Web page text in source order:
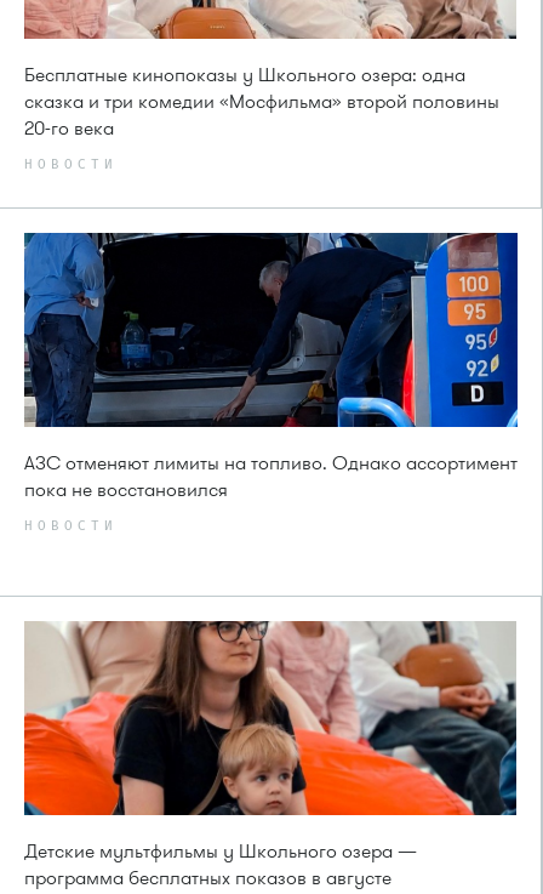
Бесплатные кинопоказы у Школьного озера: одна
сказка и три комедии «Мосфильма» второй половины
20-го века
НОВОСТИ
АЗС отменяют лимиты на топливо. Однако ассортимент
пока не восстановился
НОВОСТИ
Детские мультфильмы у Школьного озера —
программа бесплатных показов в августе